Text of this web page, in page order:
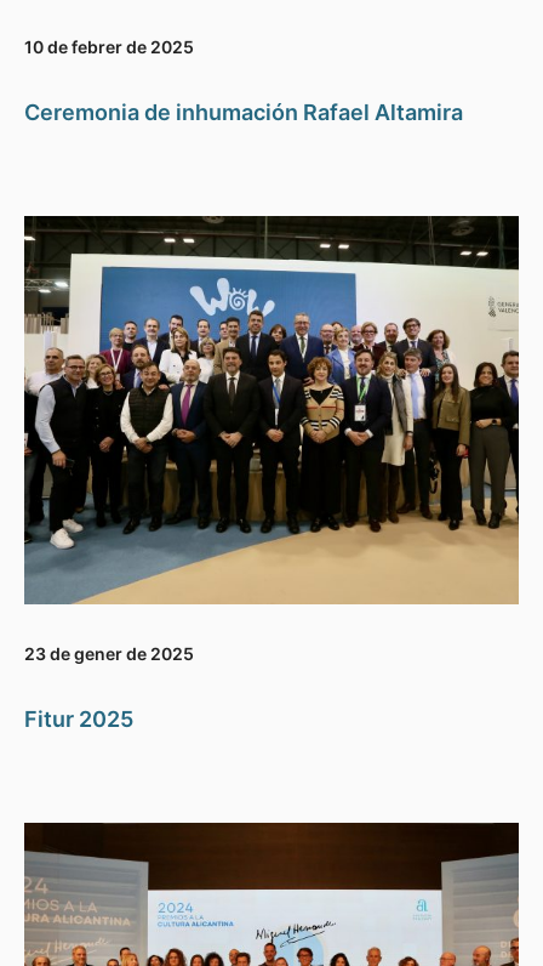
10 de febrer de 2025
Ceremonia de inhumación Rafael Altamira
23 de gener de 2025
Fitur 2025